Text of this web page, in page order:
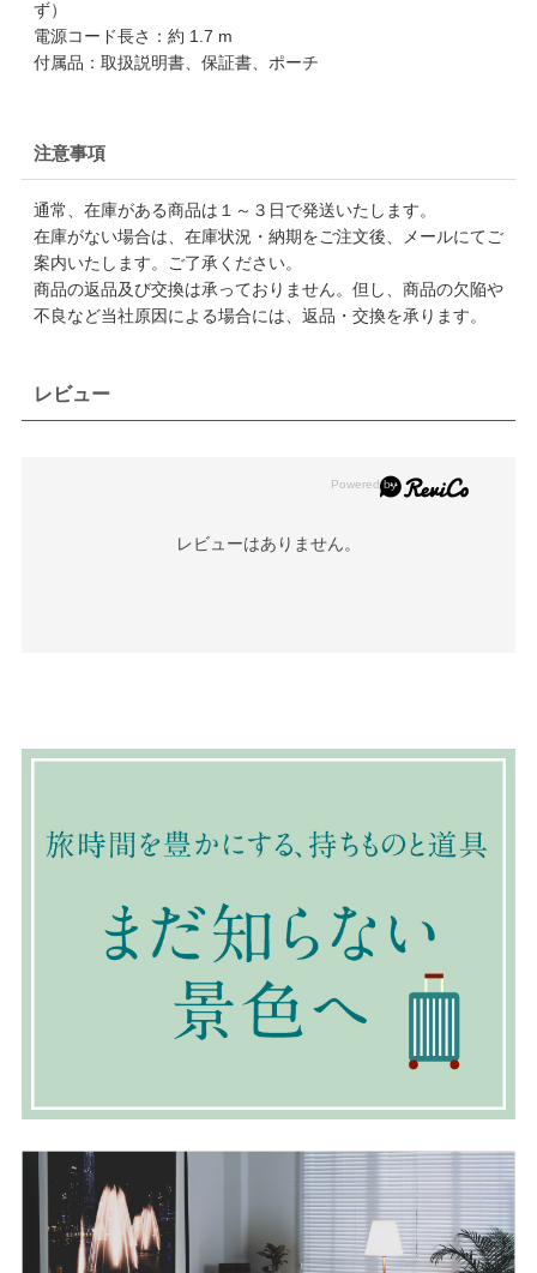
ず）
電源コード長さ：約 1.7 m
付属品：取扱説明書、保証書、ポーチ
注意事項
通常、在庫がある商品は１～３日で発送いたします。
在庫がない場合は、在庫状況・納期をご注文後、メールにてご
案内いたします。ご了承ください。
商品の返品及び交換は承っておりません。但し、商品の欠陥や
不良など当社原因による場合には、返品・交換を承ります。
レビュー
レビューはありません。